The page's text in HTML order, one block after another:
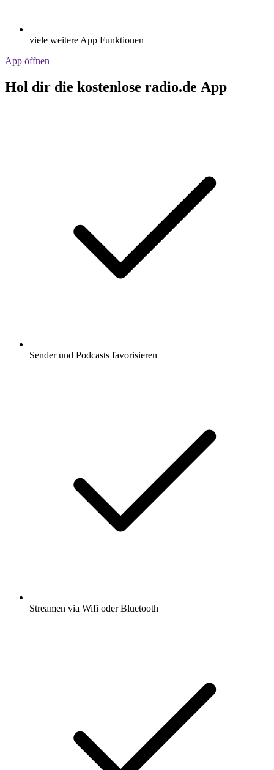
viele weitere App Funktionen
App öffnen
Hol dir die kostenlose radio.de App
Sender und Podcasts favorisieren
Streamen via Wifi oder Bluetooth